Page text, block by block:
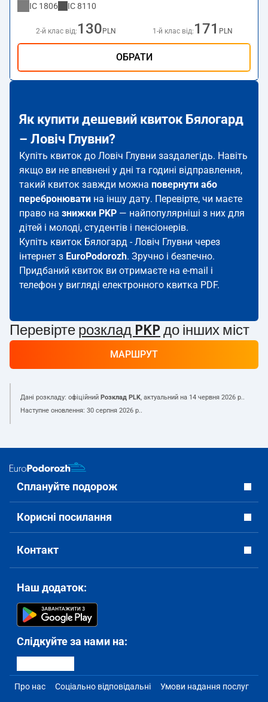
IC 1806 IC8110
2-й клас від: 130 PLN 1-й клас від: 171 PLN
ОБРАТИ
Як купити дешевий квиток Бялогард
– Ловіч Глувни?
Купіть квиток до Ловіч Глувни заздалегідь. Навіть
якщо ви не впевнені у дні та годині відправлення,
такий квиток завжди можна повернути або
перебронювати на іншу дату. Перевірте, чи маєте
право на знижки PKP — найпопулярніші з них для
дітей і молоді, студентів і пенсіонерів.
Купіть квиток Бялогард - Ловіч Глувни через
інтернет з EuroPodorozh. Зручно і безпечно.
Придбаний квиток ви отримаєте на e-mail і
телефон у вигляді електронного квитка PDF.
Перевірте розклад PKP до інших міст
МАРШРУТ
Дані розкладу: офіційний Розклад PLK, актуальний на 14 червня 2026 р..
Наступне оновлення: 30 серпня 2026 р..
Сплануйте подорож
Корисні посилання
Контакт
Наш додаток:
Слідкуйте за нами на:
Про нас Соціально відповідальні Умови надання послуг